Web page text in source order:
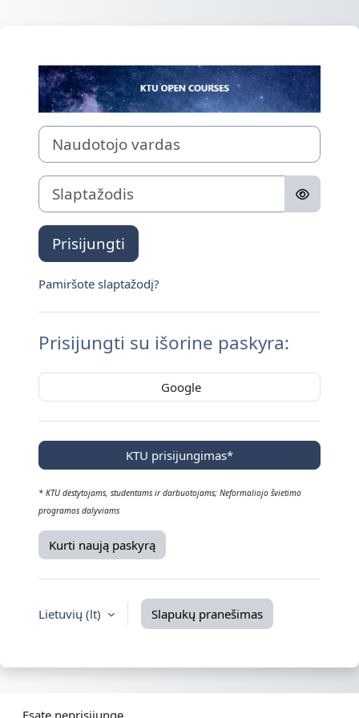
Prisijungti prie
Naudotojo vardas
Slaptažodis
Prisijungti
Pamiršote slaptažodį?
Prisijungti su išorine paskyra:
Google
KTU prisijungimas*
* KTU dėstytojams, studentams ir darbuotojams; Neformaliojo švietimo
programos dalyviams
Kurti naują paskyrą
Lietuvių ‎(lt)‎ Slapukų pranešimas